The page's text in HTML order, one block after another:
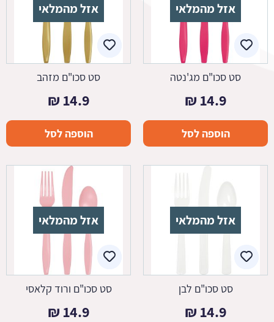
אזל מהמלאי
סט סכו"ם מג'נטה
14.9
₪
הוספה לסל
אזל מהמלאי
סט סכו"ם מזהב
14.9
₪
הוספה לסל
אזל מהמלאי
סט סכו"ם לבן
14.9
₪
אזל מהמלאי
סט סכו"ם ורוד קלאסי
14.9
₪